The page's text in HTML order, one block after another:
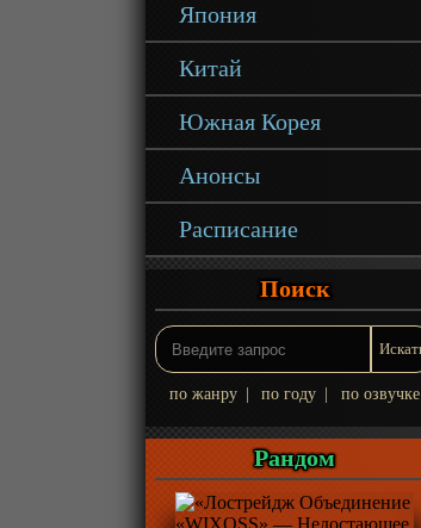
Япония
Китай
Южная Корея
Анонсы
Расписание
Поиск
по жанру по году по озвучке
Рандом